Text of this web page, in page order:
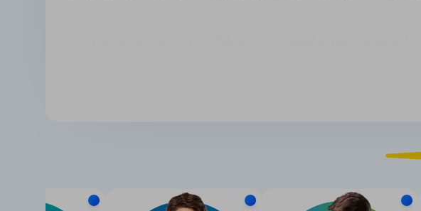
با دستگاه‌های مختلف از جمله رایانه‌های شخصی ویندوز، مک، تلفن‌های هوشمند/تبلت‌های اندرویدی و دستگاه‌های iOS سازگار است. شما می‌توانید با یک اشتراک از چندین